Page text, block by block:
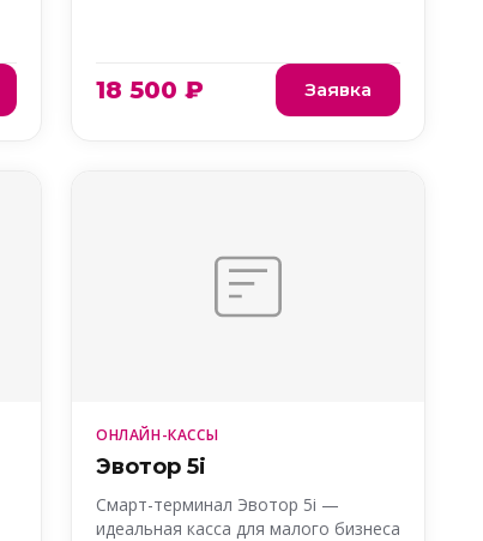
18 500 ₽ Заявка
ОНЛАЙН-КАССЫ
Эвотор 5i
Смарт-терминал Эвотор 5i —
идеальная касса для малого бизнеса